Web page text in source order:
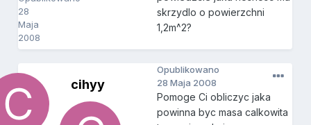
28
Maja
2008
skrzydlo o powierzchni
1,2m^2?
cihyy
Opublikowano
28 Maja 2008
Pomoge Ci obliczyc jaka
powinna byc masa calkowita